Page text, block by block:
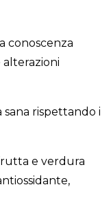
conoscenza
rispettando i
e verdura